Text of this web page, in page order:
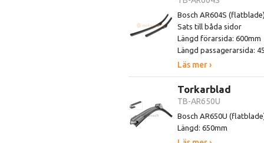
Bosch AR604S
Sats till båda sidor
Längd förarsida: 600mm
Längd passagerarsida:
Läs mer ›
Torkarblad
TB-AR650U
Bosch AR650U
Längd: 650mm